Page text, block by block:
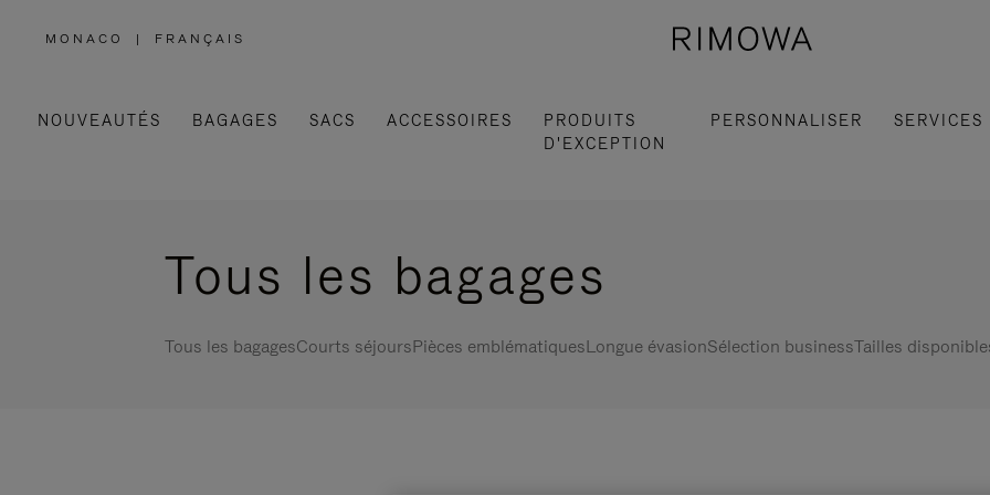
MONACO
,
| FRANÇAIS
NOUVEAUTÉS BAGAGES SACS ACCESSOIRES
PRODUITS
D'EXCEPTION
PERSONNALISER SERVICES
Tous les bagages
Tous les bagagesCourts séjoursPièces emblématiquesLongue évasionSélection businessTailles